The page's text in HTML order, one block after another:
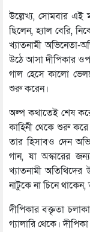
উল্লেখ্য, সোমবার এই
ছিলেন, হ্যাল বেরি,
খ্যাতনামী অভিনেতা-
উঠে আসা দীপিকার
গাল হেসে কালো
শুরু করেন।
অল্প কথাতেই শেষ
কাহিনী থেকে শুরু
তার হিসাবও দেন
গান, যা অস্কারের
খ্যাতনামী
নাটুকে না চিনে
দীপিকার বক্তৃতা
গ্যালারি থেকে।